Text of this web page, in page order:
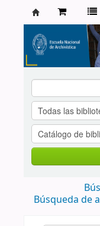
Catálogo
de
Biblioteca
ENA
Búsqueda de